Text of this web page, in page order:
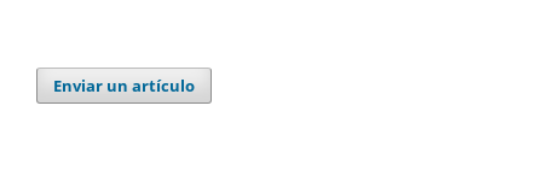
Enviar un artículo